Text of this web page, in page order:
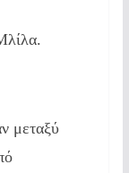
μεταξύ